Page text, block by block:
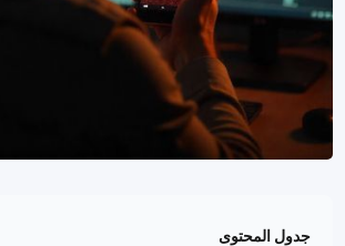
جدول المحتوى